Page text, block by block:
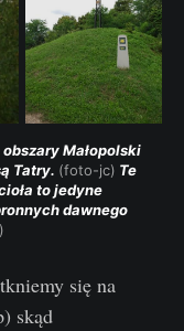
Małopolski
Tatry. (foto-jc) Te
to jedyne
dawnego
się na
skąd